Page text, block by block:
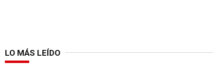
LO MÁS LEÍDO